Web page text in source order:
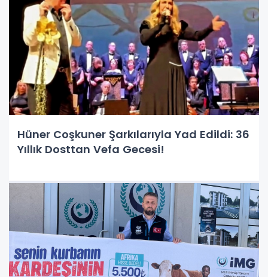
Hüner Coşkuner Şarkılarıyla Yad Edildi: 36
Yıllık Dosttan Vefa Gecesi!